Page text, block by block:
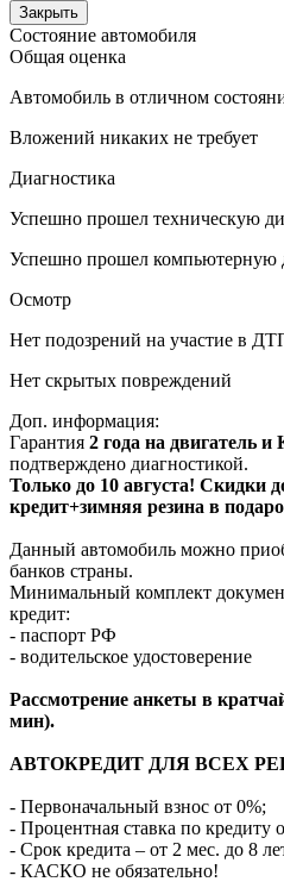
Закрыть
Состояние автомобиля
Общая оценка
Автомобиль в отличном
Вложений никаких не требует
Диагностика
Успешно прошел техническую
Успешно прошел компьютерную
Осмотр
Нет подозрений на участие в
Нет скрытых повреждений
Доп. информация:
Гарантия 2 года на двигатель
подтверждено диагностикой.
Только до 10 августа! Скидки
кредит+зимняя резина в
Данный автомобиль можно
банков страны.
Минимальный комплект
кредит:
- паспорт РФ
- водительское удостоверение
Рассмотрение анкеты в
мин).
АВТОКРЕДИТ ДЛЯ ВСЕХ
- Первоначальный взнос от 0%;
- Процентная ставка по кредиту
- Срок кредита – от 2 мес. до 8
- КАСКО не обязательно!